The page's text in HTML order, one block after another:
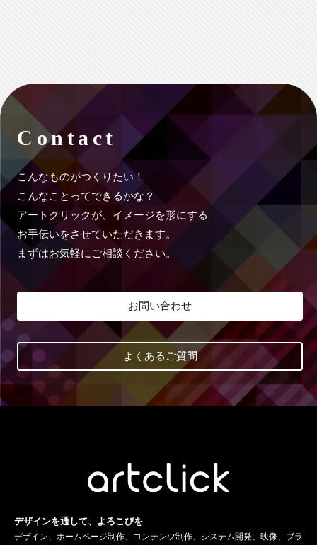
Contact
こんなものがつくりたい！
こんなことってできるかな？
アートクリックが、イメージを形にする
お手伝いをさせていただきます。
まずはお気軽にご相談ください。
お問い合わせ
よくあるご質問
デザインを通して、よろこびを
デザイン、ホームページ制作、コンテンツ制作、システム開発、映像、ブラ